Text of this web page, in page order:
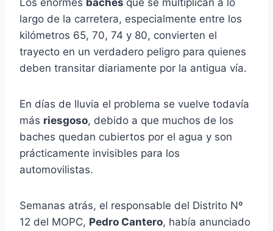
largo de la carretera, especialmente entre los
kilómetros 65, 70, 74 y 80, convierten el
trayecto en un verdadero peligro para quienes
deben transitar diariamente por la antigua vía.
En días de lluvia el problema se vuelve todavía
más riesgoso, debido a que muchos de los
baches quedan cubiertos por el agua y son
prácticamente invisibles para los
automovilistas.
Semanas atrás, el responsable del Distrito Nº
12 del MOPC, Pedro Cantero, había anunciado